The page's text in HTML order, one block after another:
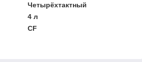
Четырёхтактный
4 л
CF